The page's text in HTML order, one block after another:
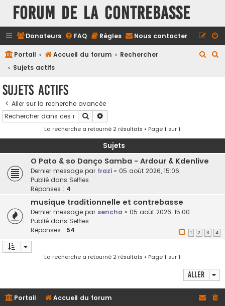
FORUM DE LA CONTREBASSE
Donateurs FAQ Règles Nous contacter
Portail Accueil du forum
Rechercher
Sujets actifs
e
Sujets actifs
Aller sur la recherche avancée
Rechercher
La recherche a retourné 2 résultats • Page1 sur1
Sujets
O Pato & so Danço Samba - Ardour & Kdenlive
Dernier message par frazi « 05 août 2026, 15:06
Publié dans Selfies
Réponses : 4
musique traditionnelle et contrebasse
Dernier message par sencha « 05 août 2026, 15:00
Publié dans Selfies
Réponses : 54 1 2 3 4
La recherche a retourné 2 résultats • Page1 sur1
Aller
Portail Accueil du forum